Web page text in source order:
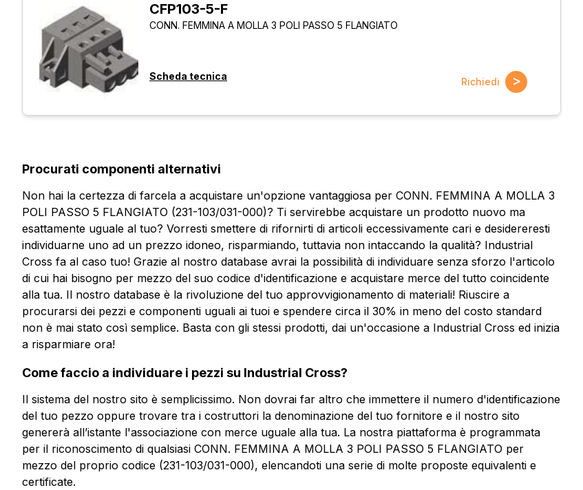
più informazioni?
Nome
Azienda
Vuoi ricevere maggiori informazioni?
Compila il form per richiedere un preventivo
CFP103-5-F
CONN. FEMMINA A MOLLA 3 POLI PASSO 5
Nome
Azienda
CFP103-5-F
CONN. FEMMINA A MOLLA 3 POLI PASSO 5 FLANGIATO
Scheda tecnica Richiedi >
Procurati componenti alternativi
Non hai la certezza di farcela a acquistare un'opzione vantaggiosa per CONN. FEMMINA A MOLLA 3
POLI PASSO 5 FLANGIATO (231-103/031-000)? Ti servirebbe acquistare un prodotto nuovo ma
esattamente uguale al tuo? Vorresti smettere di rifornirti di articoli eccessivamente cari e desidereresti
individuarne uno ad un prezzo idoneo, risparmiando, tuttavia non intaccando la qualità? Industrial
Cross fa al caso tuo! Grazie al nostro database avrai la possibilità di individuare senza sforzo l'articolo
di cui hai bisogno per mezzo del suo codice d'identificazione e acquistare merce del tutto coincidente
alla tua. Il nostro database è la rivoluzione del tuo approvvigionamento di materiali! Riuscire a
procurarsi dei pezzi e componenti uguali ai tuoi e spendere circa il 30% in meno del costo standard
non è mai stato così semplice. Basta con gli stessi prodotti, dai un'occasione a Industrial Cross ed inizia
a risparmiare ora!
Come faccio a individuare i pezzi su Industrial Cross?
Il sistema del nostro sito è semplicissimo. Non dovrai far altro che immettere il numero d'identificazione
del tuo pezzo oppure trovare tra i costruttori la denominazione del tuo fornitore e il nostro sito
genererà all’istante l'associazione con merce uguale alla tua. La nostra piattaforma è programmata
per il riconoscimento di qualsiasi CONN. FEMMINA A MOLLA 3 POLI PASSO 5 FLANGIATO per
mezzo del proprio codice (231-103/031-000), elencandoti una serie di molte proposte equivalenti e
certificate.